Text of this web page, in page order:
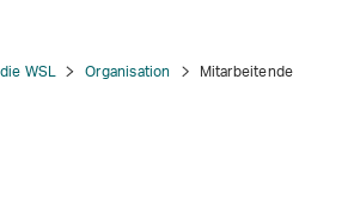
WSL Organisation Mitarbeitende